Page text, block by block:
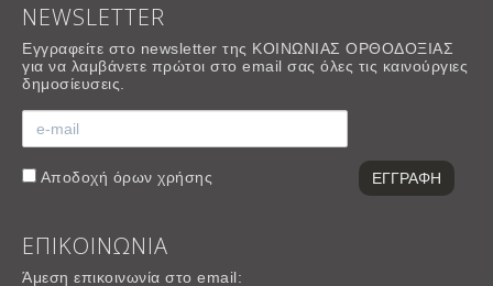
NEWSLETTER
Εγγραφείτε στο newsletter της ΚΟΙΝΩΝΙΑΣ ΟΡΘΟΔΟΞΙΑΣ
για να λαμβάνετε πρώτοι στο email σας όλες τις καινούργιες
δημοσίευσεις.
Αποδοχή όρων χρήσης
ΕΠΙΚΟΙΝΩΝΙΑ
Άμεση επικοινωνία στο email: